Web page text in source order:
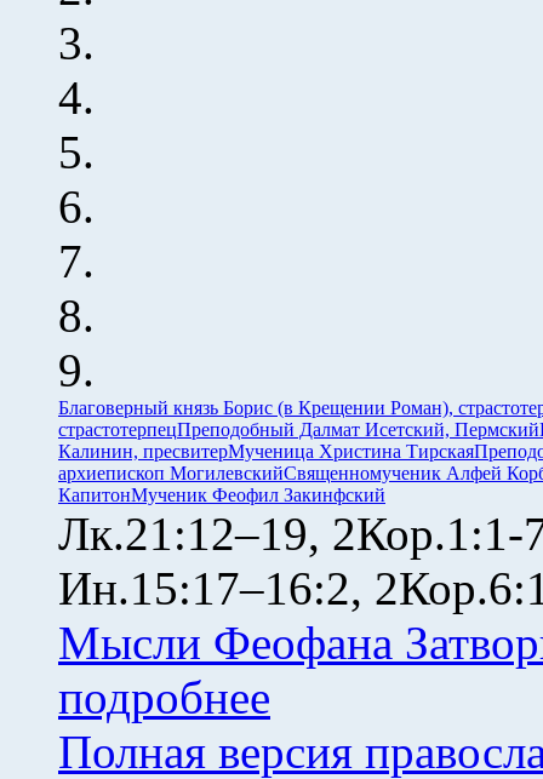
Благоверный князь Борис (в Крещении Роман),
страстотерпецПреподобный Далмат Исетский, Пермский
Калинин, пресвитерМученица Христина Тирская
архиепископ МогилевскийСвященномученик Алфей
КапитонМученик Феофил Закинфский
Лк.21:12–19,
Ин.15:17–16:2,
Мысли Феофана
подробнее
Полная версия